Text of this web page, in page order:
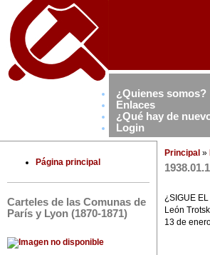
¿Quienes somos?
Enlaces
¿Qué hay de
Login
Página principal
Carteles de las Comunas de
París y Lyon (1870-1871)
Principal »
¿SIGUE
León
13 de